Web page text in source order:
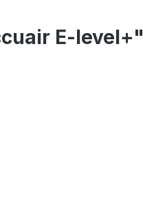
E-level+"